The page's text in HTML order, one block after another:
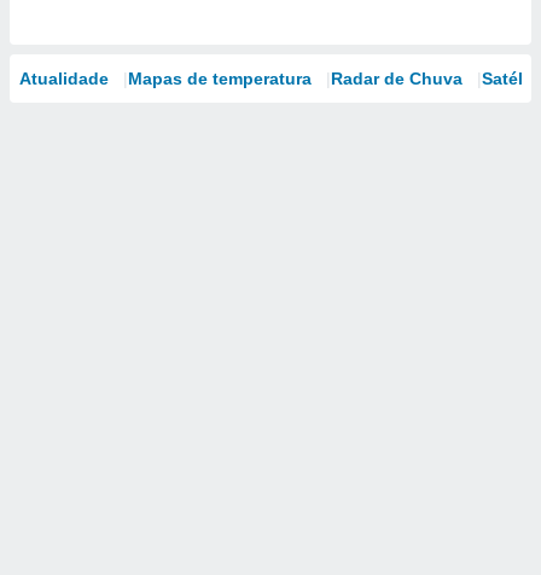
Atualidade Mapas de temperatura Radar de Chuva